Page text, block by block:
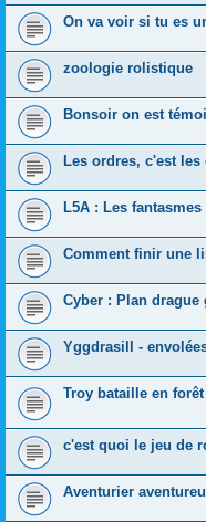
On va voir si tu es
zoologie rolistique
Bonsoir on est
Les ordres, c'est les
L5A : Les
Comment finir une
Cyber : Plan drague
Yggdrasill -
Troy bataille en forêt
c'est quoi le jeu de
Aventurier